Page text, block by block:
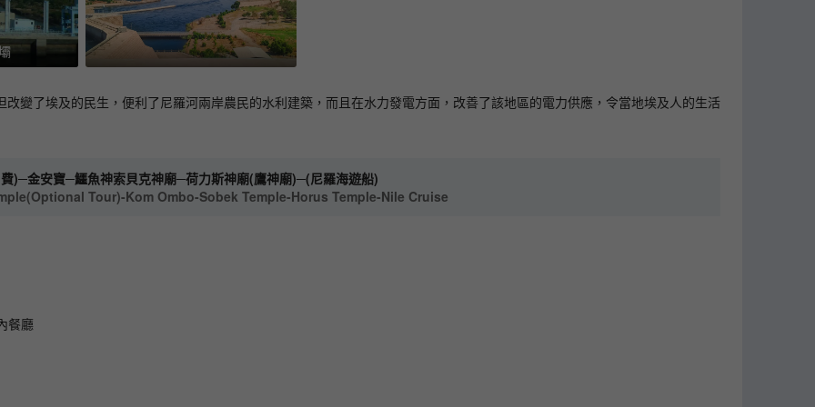
改變了埃及的民生，便利了尼羅河兩岸農民的水利建築，而且在水力發電方面，改善了該地區的電力供應，令當地埃及人的生活
)─金安寶─鱷魚神索貝克神廟─荷力斯神廟(鷹神廟)─(尼羅海遊船)
Tour)-Kom Ombo-Sobek Temple-Horus Temple-Nile Cruise
餐廳